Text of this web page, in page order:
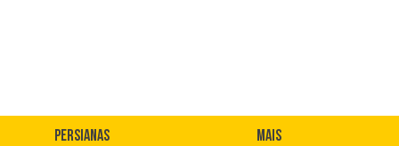
Persianas Mais